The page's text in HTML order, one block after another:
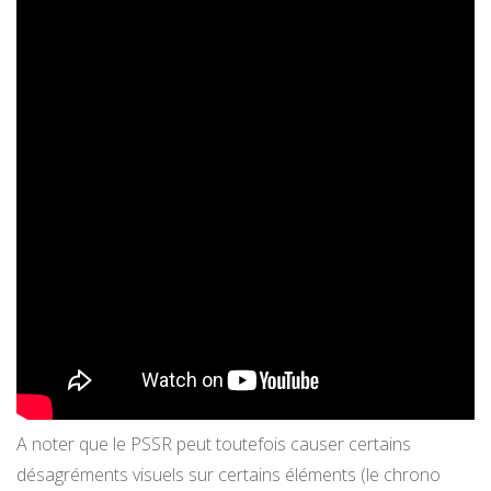
A noter que le PSSR peut toutefois causer certains
désagréments visuels sur certains éléments (le chrono